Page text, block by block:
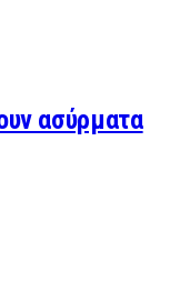
ασύρματα